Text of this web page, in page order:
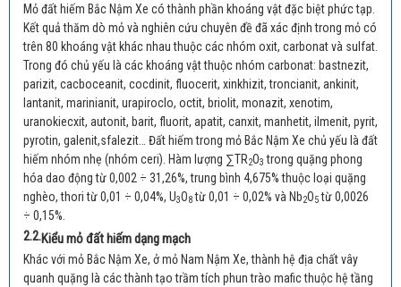
Mỏ đất hiếm Bắc Nậm Xe có thành phần khoáng vật đặc biệt phức tạp.
Kết quả thăm dò mỏ và nghiên cứu chuyên đề đã xác định trong mỏ có
trên 80 khoáng vật khác nhau thuộc các nhóm oxit, carbonat và sulfat.
Trong đó chủ yếu là các khoáng vật thuộc nhóm carbonat: bastnezit,
parizit, cacboceanit, cocdinit, fluocerit, xinkhizit, troncianit, ankinit,
lantanit, marinianit, urapiroclo, octit, briolit, monazit, xenotim,
uranokiecxit, autonit, barit, fluorit, apatit, canxit, manhetit, ilmenit, pyrit,
pyrotin, galenit,sfalezit… Đất hiếm trong mỏ Bắc Nậm Xe chủ yếu là đất
hiếm nhóm nhẹ (nhóm ceri). Hàm lượng ∑TR2O3 trong quặng phong
hóa dao động từ 0,002 ÷ 31,26%, trung bình 4,675% thuộc loại quặng
nghèo, thori từ 0,01 ÷ 0,04%, U3O8từ 0,01 ÷ 0,02% và Nb2O5từ 0,0026
÷ 0,15%.
2.2.Kiểu mỏ đất hiếm dạng mạch
Khác với mỏ Bắc Nậm Xe, ở mỏ Nam Nậm Xe, thành hệ địa chất vây
quanh quặng là các thành tạo trầm tích phun trào mafic thuộc hệ tầng